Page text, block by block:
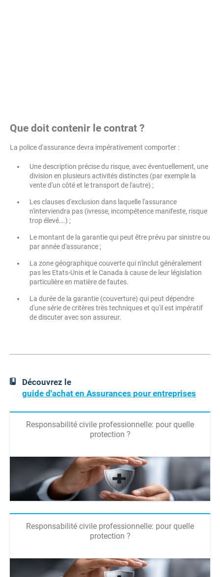
Que doit contenir le contrat ?
La police d'assurance devra impérativement comporter :
Une description précise du risque, avec éventuellement, une
division en plusieurs activités distinctes (par exemple la
vente d'un côté et le transport de l'autre) ;
Les clauses d'exclusion dans laquelle l'assurance
n'interviendra pas (ivresse, incompétence manifeste, risque
trop élevé….) ;
Le montant de la garantie qui peut être prévu par sinistre ou
par année d'assurance ;
La zone géographique couverte qui n'inclut généralement
pas les Etats-Unis et le Canada à cause de leur législation
particulière en matière de fautes.
La durée de la garantie (couverture) qui peut dépendre
d'une série de critères très techniques et qu'il est impératif
de discuter avec son assureur.
Découvrez le
guide d'achat en Assurances pour entreprises
Responsabilité civile professionnelle: pour quelle
protection ?
Responsabilité civile professionnelle: pour quelle
protection ?